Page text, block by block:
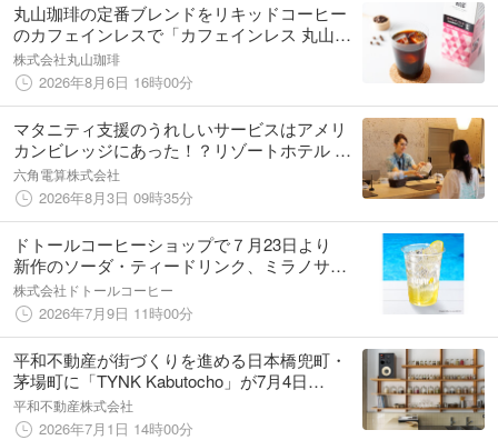
丸山珈琲の定番ブレンドをリキッドコーヒー
のカフェインレスで「カフェインレス 丸山珈
琲のブレンド アイスコーヒー」を８月７日
（金）より発売
株式会社丸山珈琲
2026年8月6日 16時00分
マタニティ支援のうれしいサービスはアメリ
カンビレッジにあった！？リゾートホテル レ
クー沖縄北谷スパ&リゾートのデカフェな取
り組みとは
六角電算株式会社
2026年8月3日 09時35分
ドトールコーヒーショップで７月23日より
新作のソーダ・ティードリンク、ミラノサン
ドBを発売 さらに7月24日には、手軽に楽し
める水出し珈琲2種も新登場
株式会社ドトールコーヒー
2026年7月9日 11時00分
平和不動産が街づくりを進める日本橋兜町・
茅場町に「TYNK Kabutocho」が7月4日
（土）オープン
平和不動産株式会社
2026年7月1日 14時00分